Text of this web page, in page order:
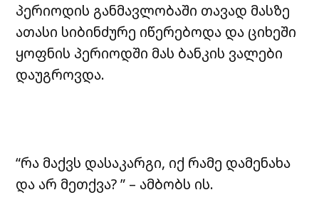
პერიოდის განმავლობაში თავად მასზე
ათასი სიბინძურე იწერებოდა და ციხეში
ყოფნის პერიოდში მას ბანკის ვალები
დაუგროვდა.
“რა მაქვს დასაკარგი, იქ რამე დამენახა
და არ მეთქვა? ” – ამბობს ის.